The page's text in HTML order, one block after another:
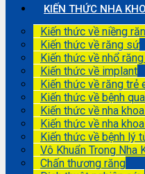
KIẾN THỨC NHA
Kiến thức về niềng
Kiến thức về răng sứ
Kiến thức về nhổ
Kiến thức về implant
Kiến thức về răng trẻ
Kiến thức về bệnh
Kiến thức về nha
Kiến thức về nha
Kiến thức về bệnh lý
Vô Khuẩn Trong Nha
Chấn thương răng